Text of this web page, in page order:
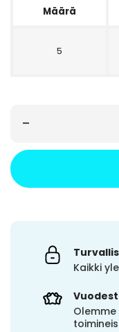
Määrä
5
–
Kaikki